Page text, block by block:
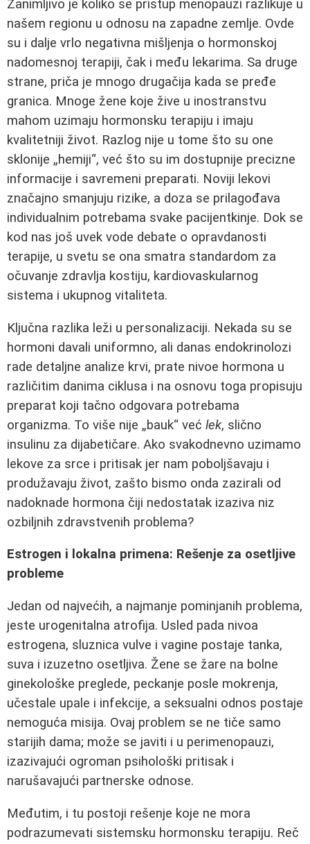
Zanimljivo je koliko se pristup menopauzi razlikuje u
našem regionu u odnosu na zapadne zemlje. Ovde
su i dalje vrlo negativna mišljenja o hormonskoj
nadomesnoj terapiji, čak i među lekarima. Sa druge
strane, priča je mnogo drugačija kada se pređe
granica. Mnoge žene koje žive u inostranstvu
mahom uzimaju hormonsku terapiju i imaju
kvalitetniji život. Razlog nije u tome što su one
sklonije „hemiji“, već što su im dostupnije precizne
informacije i savremeni preparati. Noviji lekovi
značajno smanjuju rizike, a doza se prilagođava
individualnim potrebama svake pacijentkinje. Dok se
kod nas još uvek vode debate o opravdanosti
terapije, u svetu se ona smatra standardom za
očuvanje zdravlja kostiju, kardiovaskularnog
sistema i ukupnog vitaliteta.
Ključna razlika leži u personalizaciji. Nekada su se
hormoni davali uniformno, ali danas endokrinolozi
rade detaljne analize krvi, prate nivoe hormona u
različitim danima ciklusa i na osnovu toga propisuju
preparat koji tačno odgovara potrebama
organizma. To više nije „bauk“ već lek, slično
insulinu za dijabetičare. Ako svakodnevno uzimamo
lekove za srce i pritisak jer nam poboljšavaju i
produžavaju život, zašto bismo onda zazirali od
nadoknade hormona čiji nedostatak izaziva niz
ozbiljnih zdravstvenih problema?
Estrogen i lokalna primena: Rešenje za osetljive
probleme
Jedan od najvećih, a najmanje pominjanih problema,
jeste urogenitalna atrofija. Usled pada nivoa
estrogena, sluznica vulve i vagine postaje tanka,
suva i izuzetno osetljiva. Žene se žare na bolne
ginekološke preglede, peckanje posle mokrenja,
učestale upale i infekcije, a seksualni odnos postaje
nemoguća misija. Ovaj problem se ne tiče samo
starijih dama; može se javiti i u perimenopauzi,
izazivajući ogroman psihološki pritisak i
narušavajući partnerske odnose.
Međutim, i tu postoji rešenje koje ne mora
podrazumevati sistemsku hormonsku terapiju. Reč